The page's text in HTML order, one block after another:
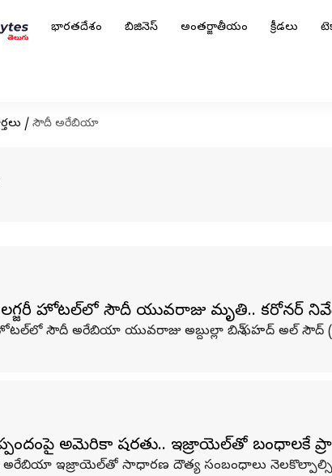
భారతదేశం బిజినెస్ అంతర్జాతీయం క్రీడలు
/ సౌదీ అరేబియా
లగ్జరీ హోటల్‌లో సౌదీ యువరాజు మృతి.. కరోనర్
సౌదీ అరేబియా యువరాజు అబ్దుల్లా బిన్ ఫహద్ అల్ సౌద్
అమెరికా షరతు.. ఇజ్రాయెల్‌తో బంధాలకే
అరేబియా ఇజ్రాయెల్‌తో సాధారణ దౌత్య సంబంధాలు నెలకొల్పాల్సి